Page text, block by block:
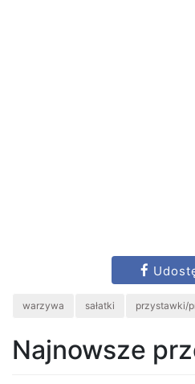
warzywa sałatki przystawki/
Najnowsze